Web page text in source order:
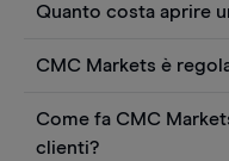
Quanto costa aprire
Puoi anche
utilizzare strumenti
o rapporti quantitativi
CMC Markets è
regolamentato
Come fa CMC
clienti?